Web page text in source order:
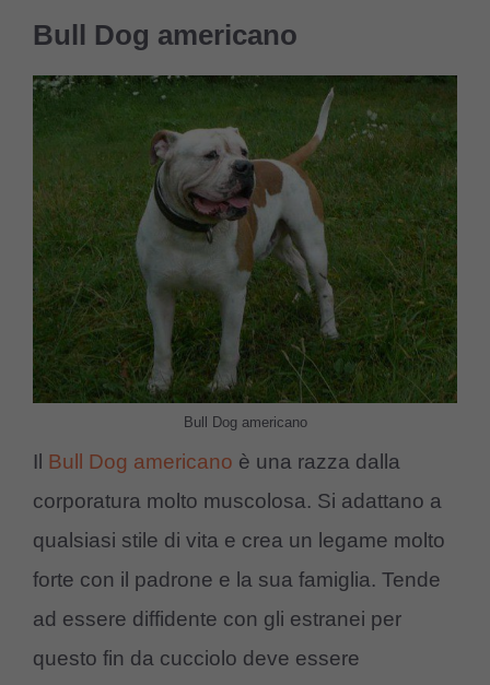
Bull Dog americano
Bull Dog americano
Il Bull Dog americano è una razza dalla
corporatura molto muscolosa. Si adattano a
qualsiasi stile di vita e crea un legame molto
forte con il padrone e la sua famiglia. Tende
ad essere diffidente con gli estranei per
questo fin da cucciolo deve essere